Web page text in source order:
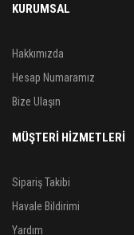
KURUMSAL
Hakkımızda
Hesap Numaramız
Bize Ulaşın
MÜŞTERİ HİZMETLERİ
Sipariş Takibi
Havale Bildirimi
Yardım